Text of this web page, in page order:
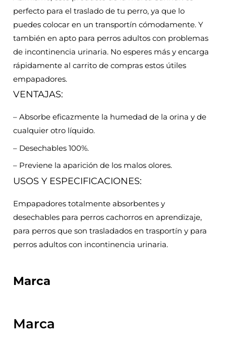
perfecto para el traslado de tu perro, ya que lo
puedes colocar en un transportín cómodamente. Y
también en apto para perros adultos con problemas
de incontinencia urinaria. No esperes más y encarga
rápidamente al carrito de compras estos útiles
empapadores.
VENTAJAS:
– Absorbe eficazmente la humedad de la orina y de
cualquier otro líquido.
– Desechables 100%.
– Previene la aparición de los malos olores.
USOS Y ESPECIFICACIONES:
Empapadores totalmente absorbentes y
desechables para perros cachorros en aprendizaje,
para perros que son trasladados en trasportín y para
perros adultos con incontinencia urinaria.
Marca
Marca